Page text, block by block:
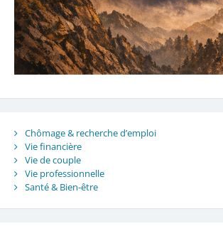
Chômage & recherche d’emploi
Vie financière
Vie de couple
Vie professionnelle
Santé & Bien-être